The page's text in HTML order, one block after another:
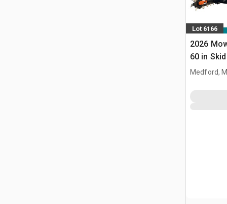
Lot 6166
2026
60 in
(Unused)
Medford,